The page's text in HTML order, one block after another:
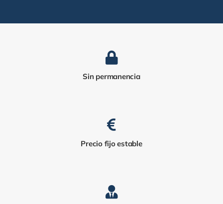
Sin permanencia
Precio fijo estable